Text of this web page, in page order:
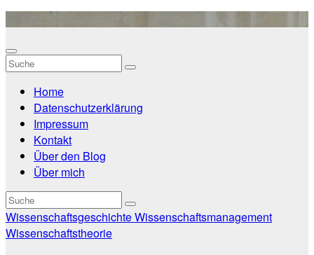
springen
Home
Datenschutzerklärung
Impressum
Kontakt
Über den Blog
Über mich
WissenschaftsgeschichteWissenschaftsmanagement
Wissenschaftstheorie